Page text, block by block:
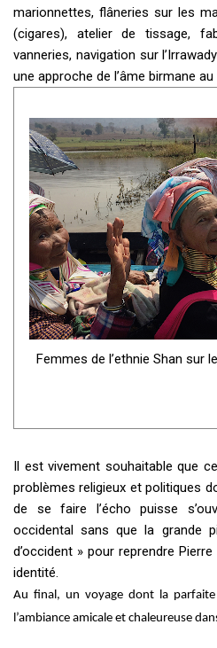
marionnettes, flâneries sur les
(cigares), atelier de tissage,
vanneries, navigation sur
une approche de l’âme birmane
Femmes de l’ethnie Shan sur
Il est vivement souhaitable que
problèmes religieux et politiques
de se faire l’écho puisse
occidental sans que la grande
d’occident » pour reprendre
identité.
Au final, un voyage dont la parfaite
l’ambiance amicale et chaleureuse